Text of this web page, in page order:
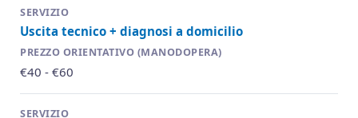
Uscita tecnico + diagnosi a domicilio
€40 - €60